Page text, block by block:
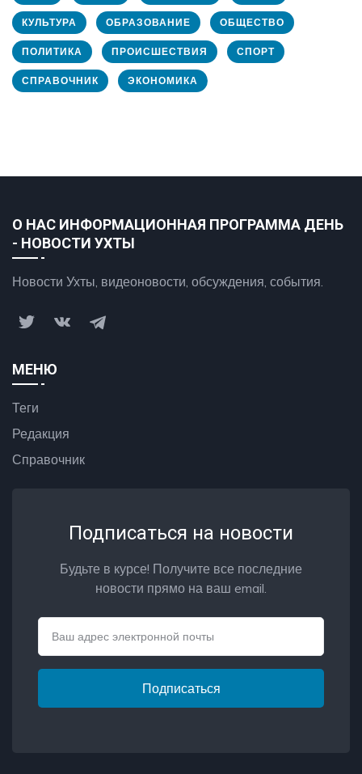
КУЛЬТУРА ОБРАЗОВАНИЕ ОБЩЕСТВО
ПОЛИТИКА ПРОИСШЕСТВИЯ СПОРТ
СПРАВОЧНИК ЭКОНОМИКА
О НАС ИНФОРМАЦИОННАЯ ПРОГРАММА ДЕНЬ
- НОВОСТИ УХТЫ
Новости Ухты, видеоновости, обсуждения, события.
МЕНЮ
Теги
Редакция
Справочник
Подписаться на новости
Будьте в курсе! Получите все последние
новости прямо на ваш email.
Подписаться